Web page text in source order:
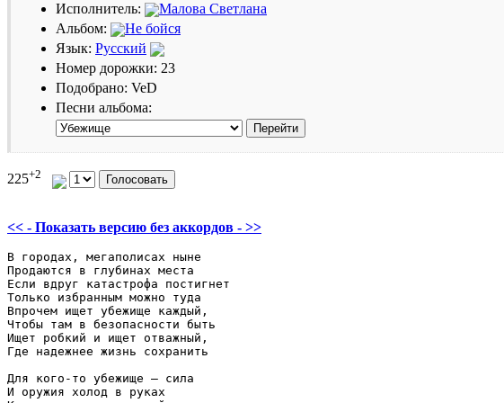
Исполнитель:
Малова Светлана
Альбом:
Не бойся
Язык: Русский
Номер дорожки: 23
Подобрано: VeD
Песни альбома:
225+2
<< - Показать версию без аккордов - >>
В городах, мегаполисах ныне
Продаются в глубинах места
Если вдруг катастрофа постигнет
Только избранным можно туда
Впрочем ищет убежище каждый,
Чтобы там в безопасности быть
Ищет робкий и ищет отважный,
Где надежнее жизнь сохранить
Для кого-то убежище – сила
И оружия холод в руках